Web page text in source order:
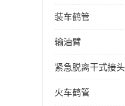
装车鹤管
输油臂
紧急脱离干式接头
火车鹤管